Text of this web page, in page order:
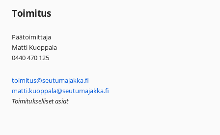
Toimitus
Päätoimittaja
Matti Kuoppala
0440 470 125
toimitus@seutumajakka.fi
matti.kuoppala@seutumajakka.fi
Toimitukselliset asiat